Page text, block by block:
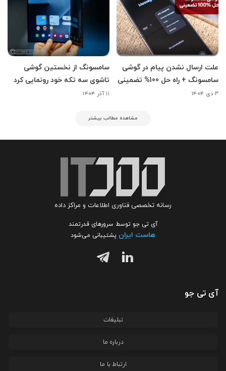
علت ارسال نشدن پیام در گوشی
سامسونگ + راه حل 100% تضمینی
۳ دی ۱۴۰۴
سامسونگ از نخستین گوشی
تاشوی سه تکه خود رونمایی کرد
۱۱ آذر ۱۴۰۴
مشاهده مطالب بیشتر
رسانه تخصصی فناوری اطلاعات و مراکز داده
آی تی جو توسط سرورهای قدرتمند
هاست ایران پشتیبانی می‌شود
آی تی جو
تبلیغات
درباره ما
ارتباط با ما